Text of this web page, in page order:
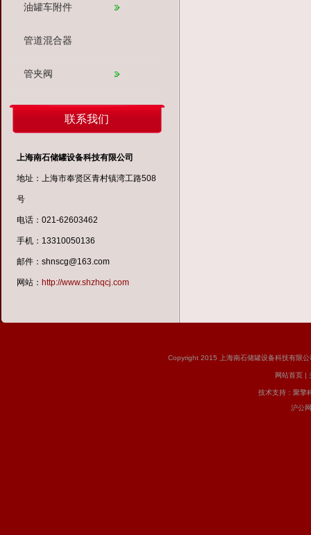
油罐车附件
管道混合器
管夹阀
联系我们
上海南石储罐设备科技有限公司
地址：上海市奉贤区青村镇湾工路508
号
电话：021-62603462
手机：13310050136
邮件：shnscg@163.com
网站： http://www.shzhqcj.com
Copyright 2015 上海南石储罐设备科技有限
网站首页 |
技术支持： 聚擎
沪公